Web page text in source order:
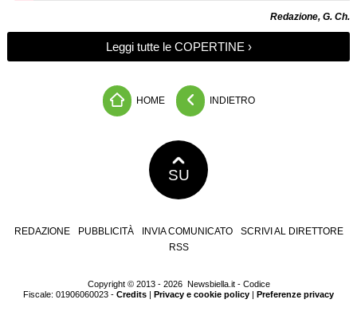
Redazione, G. Ch.
Leggi tutte le COPERTINE ›
HOME INDIETRO
SU
REDAZIONE PUBBLICITÀ INVIA COMUNICATO
SCRIVI AL DIRETTORE
RSS
Copyright © 2013 - 2026 Newsbiella.it - Codice
Fiscale: 01906060023 - Credits Privacy e cookie policy Preferenze privacy